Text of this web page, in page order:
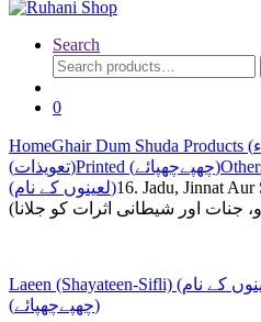
Search
Search
for:
0
Home
(تعویذات)
Printed (چھپےچھپائے)
(لعینوں کے نام)16. Jadu, Jinnat Aur Shaitani Asraat Ko Jalana
(چھپےچھپائے)